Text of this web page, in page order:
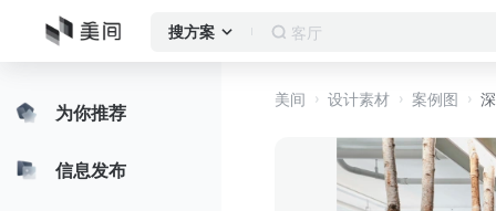
搜方案 客厅
为你推荐
信息发布
美间 设计素材 案例图